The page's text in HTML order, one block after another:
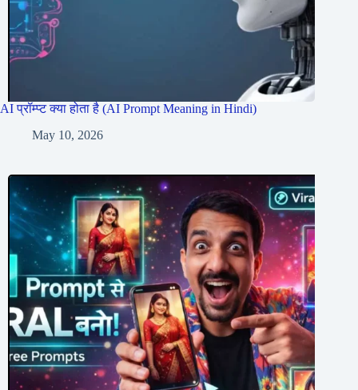
AI प्रॉम्प्ट क्या होता है (AI Prompt Meaning in Hindi)
May 10, 2026